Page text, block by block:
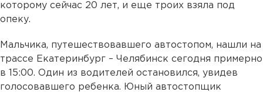
которому сейчас 20 лет, и еще троих взяла под
опеку.
Мальчика, путешествовавшего автостопом, нашли на
трассе Екатеринбург – Челябинск сегодня примерно
в 15:00. Один из водителей остановился, увидев
голосовавшего ребенка. Юный автостопщик